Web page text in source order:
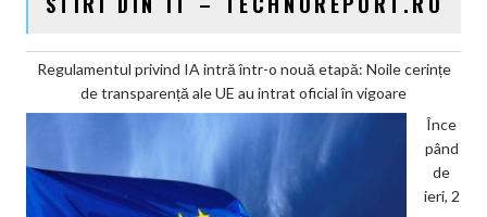
Regulamentul privind IA intră într-o nouă etapă: Noile cerințe
de transparență ale UE au intrat oficial în vigoare
Înce
pând
de
ieri, 2